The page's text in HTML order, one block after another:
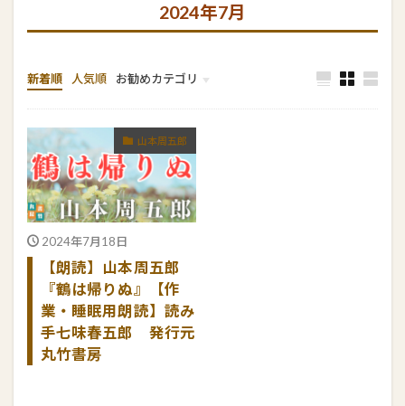
2024年7月
新着順 人気順 お勧めカテゴリ
編集人の雑学
ねじまげシリーズ
新撰組八犬伝
江戸三昧
宇宙バンバン
恐怖の雑学
山本周五郎
2024年7月18日
【朗読】山本周五郎
『鶴は帰りぬ』【作
業・睡眠用朗読】読み
手七味春五郎 発行元
丸竹書房